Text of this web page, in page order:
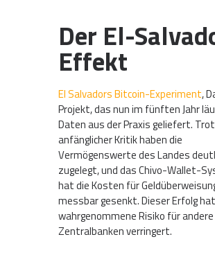
Der El-
Effekt
El Salvadors Bitcoin-Experiment,
Projekt, das nun im fünften Jahr
Daten aus der Praxis geliefert.
anfänglicher Kritik haben die
Vermögenswerte des Landes
zugelegt, und das Chivo-Wallet-
hat die Kosten für
messbar gesenkt. Dieser Erfolg
wahrgenommene Risiko für andere
Zentralbanken verringert.